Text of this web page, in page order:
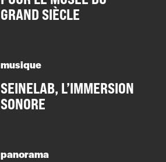
GRAND SIÈCLE
musique
SEINELAB, L’IMMERSION
SONORE
panorama